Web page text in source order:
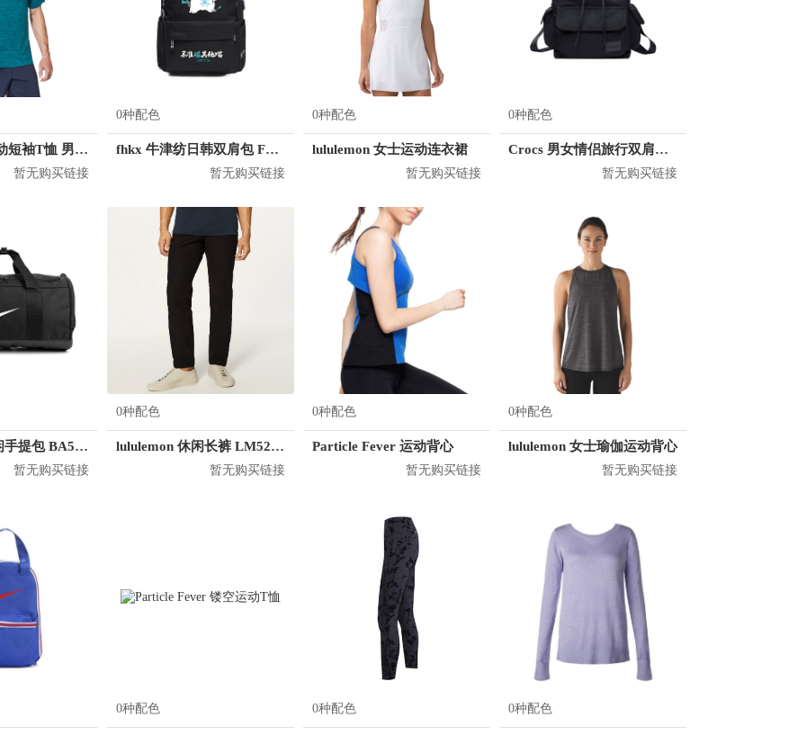
lululemon 运动短袖T恤 男女同款 LM3AR7S
暂无购买链接
0种配色
fhkx 牛津纺日韩双肩包 FZS0003
暂无购买链接
0种配色
lululemon 女士运动连衣裙
暂无购买链接
0种配色
Crocs 男女情侣旅行双肩背包 CB04A164073
暂无购买链接
Nike 运动休闲手提包 BA5797
暂无购买链接
0种配色
lululemon 休闲长裤 LM5280D
暂无购买链接
0种配色
Particle Fever 运动背心
暂无购买链接
0种配色
lululemon 女士瑜伽运动背心
暂无购买链接
0种配色 0种配色 0种配色